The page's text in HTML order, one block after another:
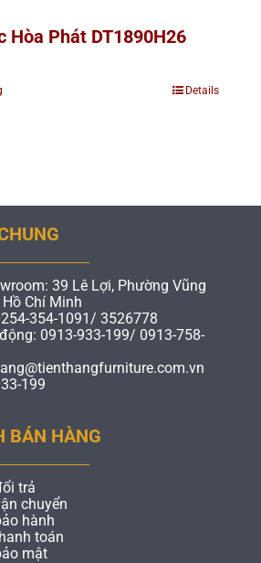
Hòa Phát DT1890H26
Details
39 Lê Lợi, Phường Vũng
Chí Minh
354-1091/ 3526778
0913-933-199/ 0913-758-
199
BÁN HÀNG
trả
chuyển
hành
toán
mật